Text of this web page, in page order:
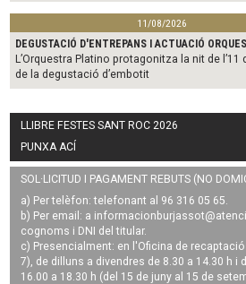
11/08/2026
DEGUSTACIÓ D'ENTREPANS I ACTUACIÓ
L’Orquestra Platino protagonitza la nit de
de la degustació d’embotit
LLIBRE FESTES SANT ROC 2026
PUNXA ACÍ
SOL·LICITUD I PAGAMENT REBUTS (NO
a) Per telèfon: telefonant al 96 316 05 65.
b) Per email: a
cognoms i DNI del titular.
c) Presencialment: en l'Oficina de
7), de dilluns a divendres de 8.30 a 14.30 h i
16.00 a 18.30 h (del 15 de juny al 15 de